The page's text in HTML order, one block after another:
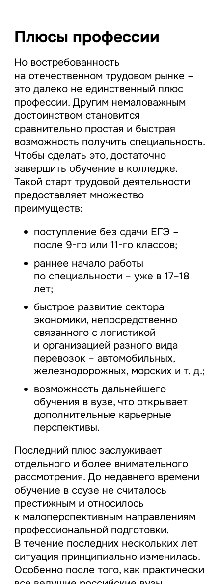
Плюсы профессии
Но востребованность
на отечественном трудовом рынке –
это далеко не единственный плюс
профессии. Другим немаловажным
достоинством становится
сравнительно простая и быстрая
возможность получить специальность.
Чтобы сделать это, достаточно
завершить обучение в колледже.
Такой старт трудовой деятельности
предоставляет множество
преимуществ:
поступление без сдачи ЕГЭ –
после 9-го или 11-го классов;
раннее начало работы
по специальности – уже в 17–18
лет;
быстрое развитие сектора
экономики, непосредственно
связанного с логистикой
и организацией разного вида
перевозок – автомобильных,
железнодорожных, морских и т. д.;
возможность дальнейшего
обучения в вузе, что открывает
дополнительные карьерные
перспективы.
Последний плюс заслуживает
отдельного и более внимательного
рассмотрения. До недавнего времени
обучение в ссузе не считалось
престижным и относилось
к малоперспективным направлениям
профессиональной подготовки.
В течение последних нескольких лет
ситуация принципиально изменилась.
Особенно после того, как практически